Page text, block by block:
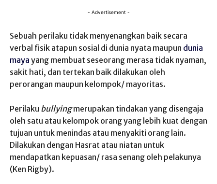
- Advertisement -
Sebuah perilaku tidak menyenangkan baik secara
verbal fisik atapun sosial di dunia nyata maupun dunia
maya yang membuat seseorang merasa tidak nyaman,
sakit hati, dan tertekan baik dilakukan oleh
perorangan maupun kelompok/ mayoritas.
Perilaku bullyingmerupakan tindakan yang disengaja
oleh satu atau kelompok orang yang lebih kuat dengan
tujuan untuk menindas atau menyakiti orang lain.
Dilakukan dengan Hasrat atau niatan untuk
mendapatkan kepuasan/ rasa senang oleh pelakunya
(Ken Rigby).